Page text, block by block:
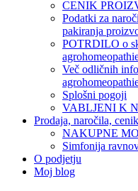
CENIK
Podatki za
pakiranja
POTRDILO o
Več odličnih
Splošni pogoji
VABLJENI K
Prodaja, naročila,
NAKUPNE
Simfonija
O podjetju
Moj blog